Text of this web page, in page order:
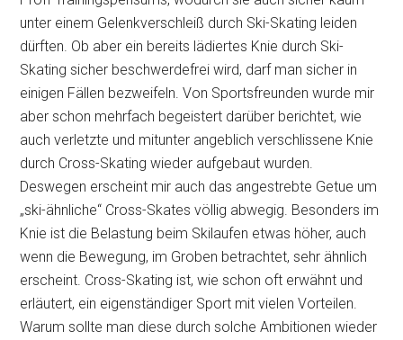
unter einem Gelenkverschleiß durch Ski-Skating leiden
dürften. Ob aber ein bereits lädiertes Knie durch Ski-
Skating sicher beschwerdefrei wird, darf man sicher in
einigen Fällen bezweifeln. Von Sportsfreunden wurde mir
aber schon mehrfach begeistert darüber berichtet, wie
auch verletzte und mitunter angeblich verschlissene Knie
durch Cross-Skating wieder aufgebaut wurden.
Deswegen erscheint mir auch das angestrebte Getue um
„ski-ähnliche“ Cross-Skates völlig abwegig. Besonders im
Knie ist die Belastung beim Skilaufen etwas höher, auch
wenn die Bewegung, im Groben betrachtet, sehr ähnlich
erscheint. Cross-Skating ist, wie schon oft erwähnt und
erläutert, ein eigenständiger Sport mit vielen Vorteilen.
Warum sollte man diese durch solche Ambitionen wieder